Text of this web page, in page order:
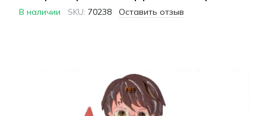
В наличии SKU: 70238 Оставить отзыв